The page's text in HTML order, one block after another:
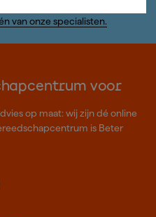
van onze specialisten.
voor
op maat: wij zijn dé online
is Beter